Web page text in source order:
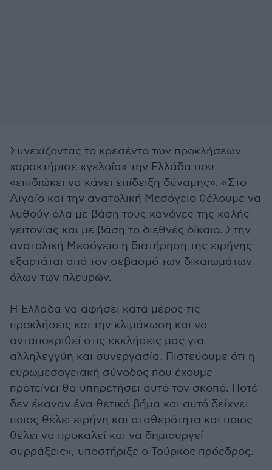
Συνεχίζοντας το κρεσέντο των προκλήσεων
χαρακτήρισε «γελοία» την Ελλάδα που
«επιδιώκει να κάνει επίδειξη δύναμης». «Στο
Αιγαίο και την ανατολική Μεσόγειο θέλουμε να
λυθούν όλα με βάση τους κανόνες της καλής
γειτονίας και με βάση το διεθνές δίκαιο. Στην
ανατολική Μεσόγειο η διατήρηση της ειρήνης
εξαρτάται από τον σεβασμό των δικαιωμάτων
όλων των πλευρών.
Η Ελλάδα να αφήσει κατά μέρος τις
προκλήσεις και την κλιμάκωση και να
ανταποκριθεί στις εκκλήσεις μας για
αλληλεγγύη και συνεργασία. Πιστεύουμε ότι η
ευρωμεσογειακή σύνοδος που έχουμε
προτείνει θα υπηρετήσει αυτό τον σκοπό. Ποτέ
δεν έκαναν ένα θετικό βήμα και αυτό δείχνει
ποιος θέλει ειρήνη και σταθερότητα και ποιος
θέλει να προκαλεί και να δημιουργεί
συρράξεις», υποστήριξε ο Τούρκος πρόεδρος.